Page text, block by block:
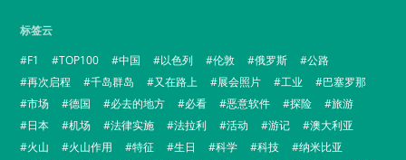
标签云
F1
TOP100 中国 以色列 伦敦 俄罗斯
公路
再次启程
千岛群岛 又在路上 展会照片 工业
巴塞罗那
市场
德国 必去的地方 必看 恶意软件 探险
旅游
日本
机场 法律实施 法拉利 活动 游记
澳大利亚
火山
火山作用 特征 生日 科学 科技
纳米比亚